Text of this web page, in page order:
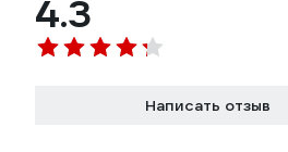
4.3
Написать отзыв